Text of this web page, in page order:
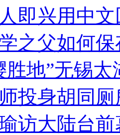
即兴用中
之父如何
胜地”无锡
投身胡同
访大陆台